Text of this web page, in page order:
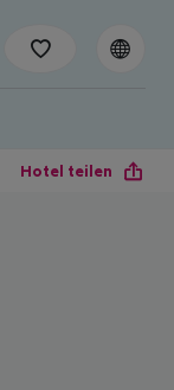
Hotel teilen